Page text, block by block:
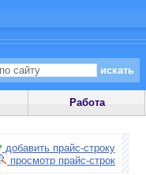
Работа
добавить прайс-строку
просмотр прайс-строк